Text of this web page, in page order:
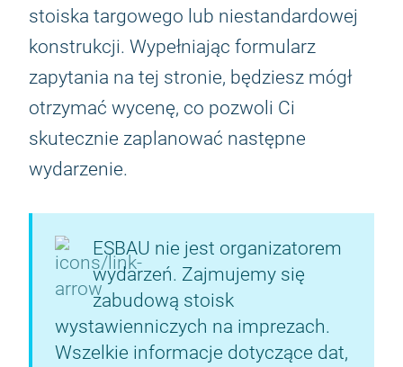
stoiska targowego lub niestandardowej
konstrukcji. Wypełniając formularz
zapytania na tej stronie, będziesz mógł
otrzymać wycenę, co pozwoli Ci
skutecznie zaplanować następne
wydarzenie.
ESBAU nie jest organizatorem
wydarzeń. Zajmujemy się
zabudową stoisk
wystawienniczych na imprezach.
Wszelkie informacje dotyczące dat,